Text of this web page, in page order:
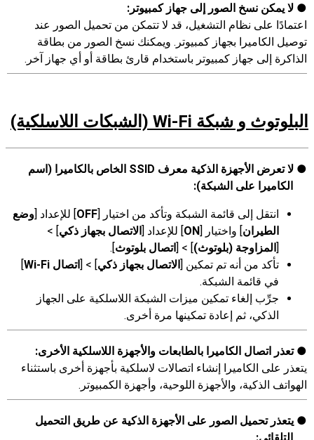
لا يمكن نسخ الصور إلى جهاز كمبيوتر:
اعتمادًا على نظام التشغيل، قد لا تتمكن من تحميل الصور عند
توصيل الكاميرا بجهاز كمبيوتر. ويمكنك نسخ الصور من بطاقة
الذاكرة إلى جهاز كمبيوتر باستخدام قارئ بطاقة أو أي جهاز آخر.
البلوتوث و شبكة Wi-Fi (الشبكات اللاسلكية)
لا تعرض الأجهزة الذكية معرف SSID الخاص بالكاميرا (اسم
الكاميرا على الشبكة):
انتقل إلى قائمة الشبكة وتأكد من اختيار [ OFF ] للإعداد [ وضع
الطيران ] واختيار [ ON ] للإعداد [ الاتصال بجهاز ذكي ] >
المزاوجة (بلوتوث) ] > [ اتصال بلوتوث ].
تأكد من أنه تم تمكين [
الاتصال بجهاز ذكي ] > [ اتصال Wi-Fi
في قائمة الشبكة.
جرِّب إلغاء تمكين ميزات الشبكة اللاسلكية على الجهاز
الذكي، ثم إعادة تمكينها مرة أخرى.
تعذر اتصال الكاميرا بالطابعات والأجهزة اللاسلكية الأخرى:
يتعذر على الكاميرا إنشاء اتصالات لاسلكية بأجهزة أخرى باستثناء
الهواتف الذكية، والأجهزة اللوحية، وأجهزة الكمبيوتر.
يتعذر تحميل الصور على الأجهزة الذكية عن طريق التحميل